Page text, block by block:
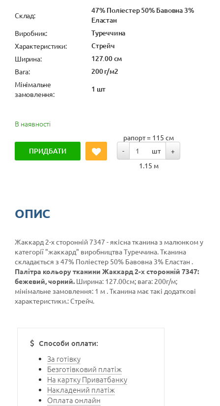
Cклад:
47% Поліестер 50% Бавовна 3%
Еластан
Виробник: Туреччина
Характеристики: Стрейч
Ширина: 127.00 см
Вага: 200 г/м2
Мінімальне
замовлення:
1 шт
В наявності
ПРИДБАТИ
рапорт = 115 см
-
шт
+
1.15 м
ОПИС
Жаккард 2-х сторонній 7347 - якісна тканина з малюнком у
категорії "жаккард" виробництва Туреччина. Тканина
складається з 47% Поліестер 50% Бавовна 3% Еластан .
Палітра кольору тканини Жаккард 2-х сторонній 7347:
бежевий, чорний. Ширина: 127.00см; вага: 200г/м;
мінімальне замовлення: 1 м . Тканина має такі додаткові
характеристики.: Стрейч.
Способи оплати:
За готівку
Безготівковий платіж
На картку Приватбанку
Накладений платіж
Оплата онлайн